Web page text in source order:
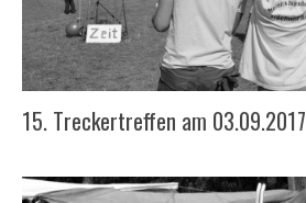
15. Treckertreffen am 03.09.2017